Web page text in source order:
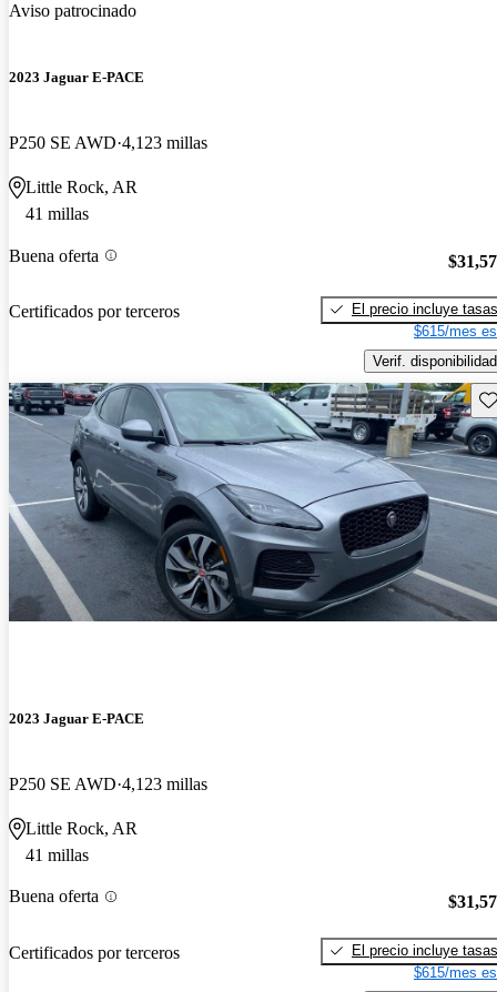
Aviso patrocinado
2023 Jaguar E-PACE
P250 SE AWD 4,123 millas
Little Rock, AR
41 millas
Buena oferta
Certificados por terceros
El precio incluye tasas
$615/mes
Verif. disponibilidad
2023 Jaguar E-PACE
P250 SE AWD 4,123 millas
Little Rock, AR
41 millas
Buena oferta
Certificados por terceros
El precio incluye tasas
$615/mes